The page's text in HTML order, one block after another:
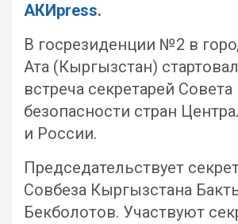
АКИpress.
В госрезиденции №2 в
Ата (Кыргызстан)
встреча секретарей Совета
безопасности стран
и России.
Председательствует
Совбеза Кыргызстана
Бекболотов. Участвуют